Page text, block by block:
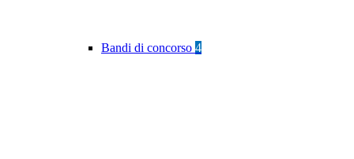
Bandi di concorso 4